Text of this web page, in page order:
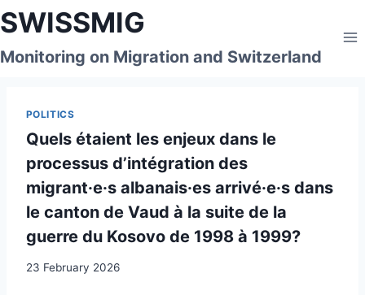
Skip
to
content
SWISSMIG
Monitoring on Migration and Switzerland
POLITICS
Quels étaient les enjeux dans le
processus d’intégration des
migrant·e·s albanais·es arrivé·e·s dans
le canton de Vaud à la suite de la
guerre du Kosovo de 1998 à 1999?
23 February 2026